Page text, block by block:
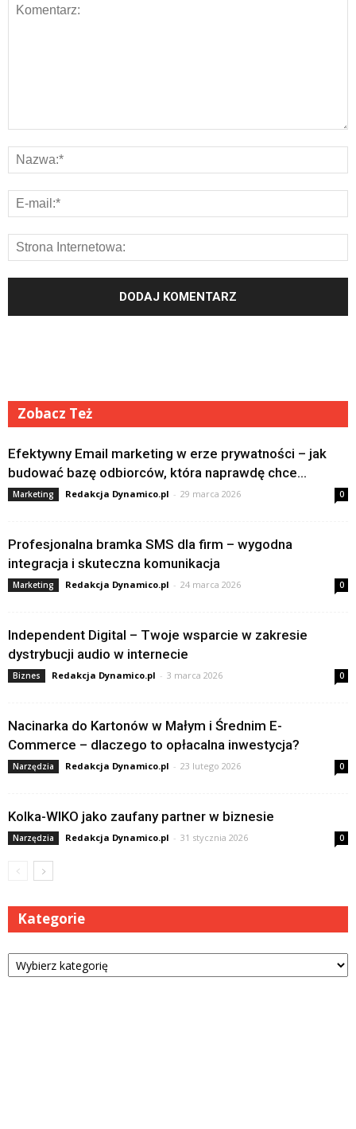
Zobacz Też
Efektywny Email marketing w erze prywatności – jak
budować bazę odbiorców, która naprawdę chce...
Marketing Redakcja Dynamico.pl - 29 marca 2026 0
Profesjonalna bramka SMS dla firm – wygodna
integracja i skuteczna komunikacja
Marketing Redakcja Dynamico.pl - 24 marca 2026 0
Independent Digital – Twoje wsparcie w zakresie
dystrybucji audio w internecie
Biznes Redakcja Dynamico.pl - 3 marca 2026 0
Nacinarka do Kartonów w Małym i Średnim E-
Commerce – dlaczego to opłacalna inwestycja?
Narzędzia Redakcja Dynamico.pl - 23 lutego 2026 0
Kolka-WIKO jako zaufany partner w biznesie
Narzędzia Redakcja Dynamico.pl - 31 stycznia 2026 0
Kategorie
Kategorie